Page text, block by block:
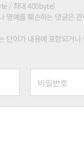
/ 최대 400byte)
명예를 훼손하는 댓글은
단어가 내용에 포함되거